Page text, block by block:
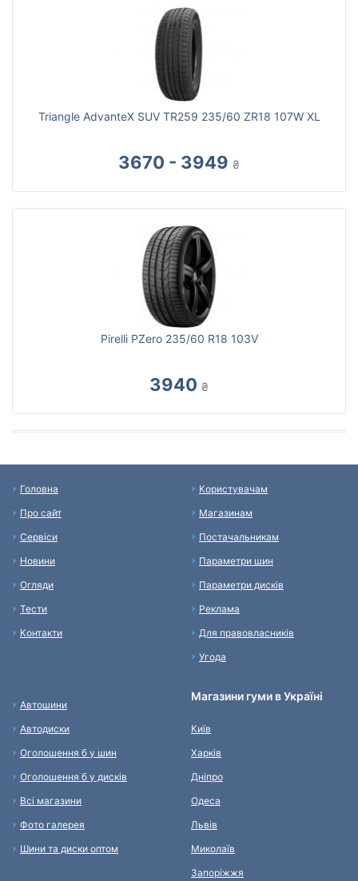
Triangle AdvanteX SUV TR259 235/60 ZR18 107W XL
3670 - 3949 ₴
Pirelli PZero 235/60 R18 103V
3940 ₴
Головна
Про сайт
Сервіси
Новини
Огляди
Тести
Контакти
Користувачам
Магазинам
Постачальникам
Параметри шин
Параметри дисків
Реклама
Для правовласників
Угода
Автошини
Автодиски
Оголошення б у шин
Оголошення б у дисків
Всі магазини
Фото галерея
Шини та диски оптом
Магазини гуми в Україні
Київ
Харків
Дніпро
Одеса
Львів
Миколаїв
Запоріжжя